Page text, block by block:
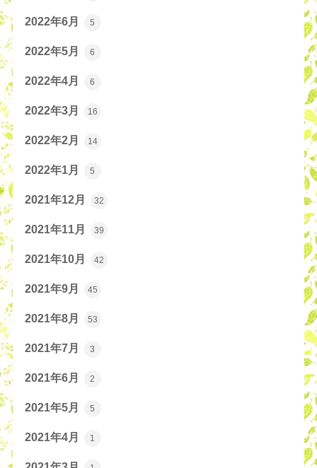
2022年6月 5
2022年5月 6
2022年4月 6
2022年3月 16
2022年2月 14
2022年1月 5
2021年12月 32
2021年11月 39
2021年10月 42
2021年9月 45
2021年8月 53
2021年7月 3
2021年6月 2
2021年5月 5
2021年4月 1